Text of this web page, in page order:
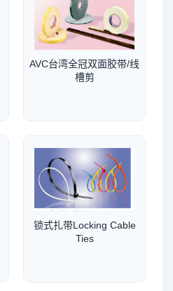
AVC台湾全冠双面胶带/线
槽剪
锁式扎带Locking Cable
Ties